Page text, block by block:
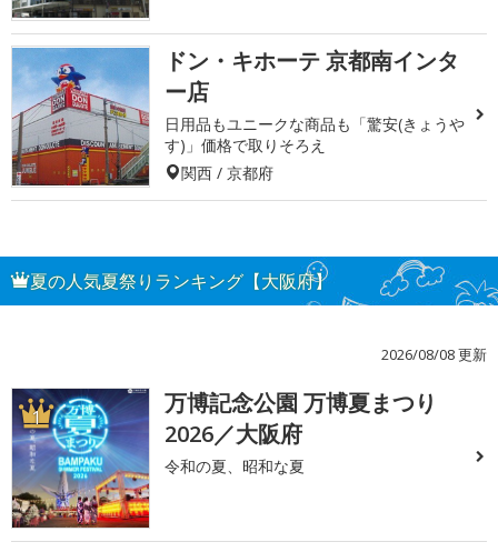
ドン・キホーテ 京都南インタ
ー店
日用品もユニークな商品も「驚安(きょうや
す)」価格で取りそろえ
関西 / 京都府
夏の人気夏祭りランキング【大阪府】
2026/08/08 更新
1
万博記念公園 万博夏まつり
2026／大阪府
令和の夏、昭和な夏